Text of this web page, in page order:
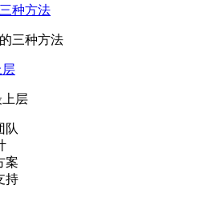
种方法
层
队
案
持